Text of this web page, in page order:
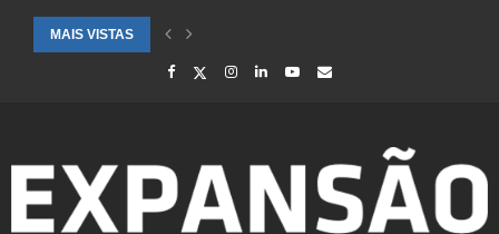
MAIS VISTAS
CIDADES ATENDIDAS PELO SEBRAE RS SÃO DESTAQUE EM